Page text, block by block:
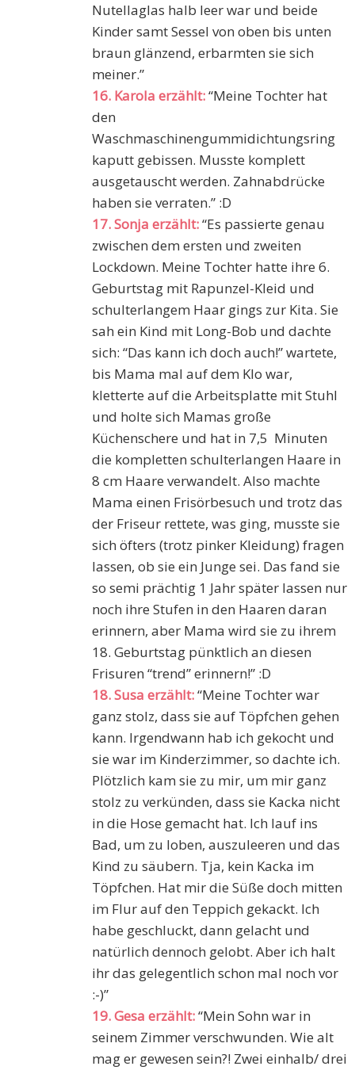
Nutellaglas halb leer war und beide
Kinder samt Sessel von oben bis unten
braun glänzend, erbarmten sie sich
meiner.”
16. Karola erzählt:“Meine Tochter hat
den
Waschmaschinengummidichtungsring
kaputt gebissen. Musste komplett
ausgetauscht werden. Zahnabdrücke
haben sie verraten.” :D
17. Sonja erzählt:“Es passierte genau
zwischen dem ersten und zweiten
Lockdown. Meine Tochter hatte ihre 6.
Geburtstag mit Rapunzel-Kleid und
schulterlangem Haar gings zur Kita. Sie
sah ein Kind mit Long-Bob und dachte
sich: “Das kann ich doch auch!” wartete,
bis Mama mal auf dem Klo war,
kletterte auf die Arbeitsplatte mit Stuhl
und holte sich Mamas große
Küchenschere und hat in 7,5 Minuten
die kompletten schulterlangen Haare in
8 cm Haare verwandelt. Also machte
Mama einen Frisörbesuch und trotz das
der Friseur rettete, was ging, musste sie
sich öfters (trotz pinker Kleidung) fragen
lassen, ob sie ein Junge sei. Das fand sie
so semi prächtig 1 Jahr später lassen nur
noch ihre Stufen in den Haaren daran
erinnern, aber Mama wird sie zu ihrem
18. Geburtstag pünktlich an diesen
Frisuren “trend” erinnern!” :D
18. Susa erzählt:“Meine Tochter war
ganz stolz, dass sie auf Töpfchen gehen
kann. Irgendwann hab ich gekocht und
sie war im Kinderzimmer, so dachte ich.
Plötzlich kam sie zu mir, um mir ganz
stolz zu verkünden, dass sie Kacka nicht
in die Hose gemacht hat. Ich lauf ins
Bad, um zu loben, auszuleeren und das
Kind zu säubern. Tja, kein Kacka im
Töpfchen. Hat mir die Süße doch mitten
im Flur auf den Teppich gekackt. Ich
habe geschluckt, dann gelacht und
natürlich dennoch gelobt. Aber ich halt
ihr das gelegentlich schon mal noch vor
:-)”
19. Gesa erzählt:“Mein Sohn war in
seinem Zimmer verschwunden. Wie alt
mag er gewesen sein?! Zwei einhalb/ drei